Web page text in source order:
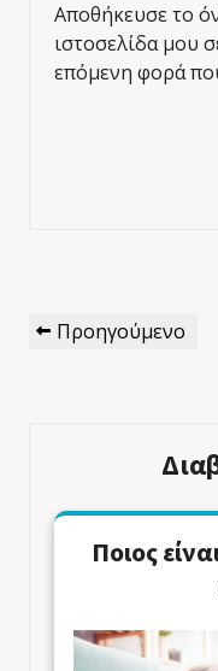
Αποθήκευσε το
ιστοσελίδα μου
επόμενη φορά
Πλοήγηση
Άρθρων
Προηγούμενο
Προηγούμενο
Ποιος